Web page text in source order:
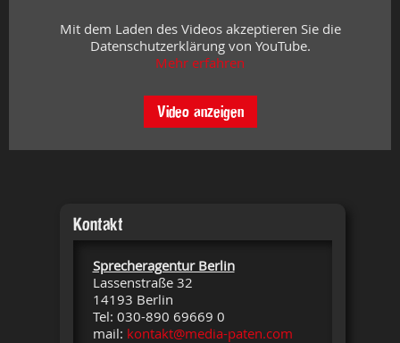
Mit dem Laden des Videos akzeptieren Sie die
Datenschutzerklärung von YouTube.
Mehr erfahren
Video anzeigen
Kontakt
Sprecheragentur Berlin
Lassenstraße 32
14193 Berlin
Tel: 030-890 69669 0
mail: kontakt@media-paten.com